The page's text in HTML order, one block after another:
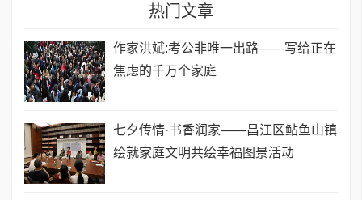
热门文章
作家洪斌:考公非唯一出路——写给正在
焦虑的千万个家庭
七夕传情·书香润家——昌江区鲇鱼山镇
绘就家庭文明共绘幸福图景活动